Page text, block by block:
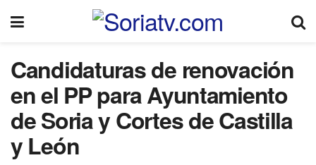
Candidaturas de renovación
en el PP para Ayuntamiento
de Soria y Cortes de Castilla
y León